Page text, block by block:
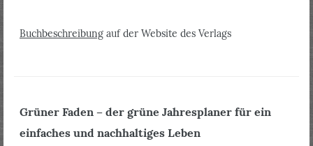
Buchbeschreibung auf der Website des Verlags
Grüner Faden – der grüne Jahresplaner für ein
einfaches und nachhaltiges Leben